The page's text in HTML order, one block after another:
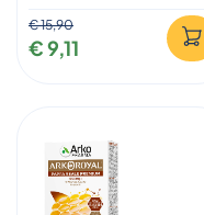
€ 15,90
€ 9,11